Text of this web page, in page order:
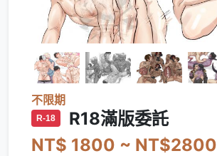
不限期
R-18
R18滿版委託
NT$ 1800 ~ NT$2800